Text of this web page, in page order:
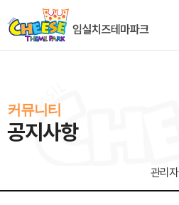
커뮤니티
공지사항
관리자